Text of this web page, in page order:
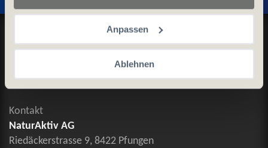
Anpassen
Ablehnen
Datenschutz und Cookie-Richtlinien
Allgemeine Geschäftsbedingungen
Kontakt
NaturAktiv AG
Riedäckerstrasse 9, 8422 Pfungen